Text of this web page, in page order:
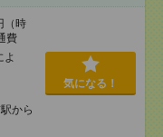
（時
費
よ
から
気になる！